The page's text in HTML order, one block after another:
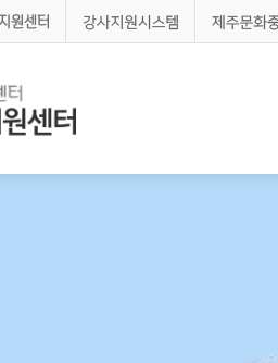
제주지역균형발전지원센터강사지원시스템